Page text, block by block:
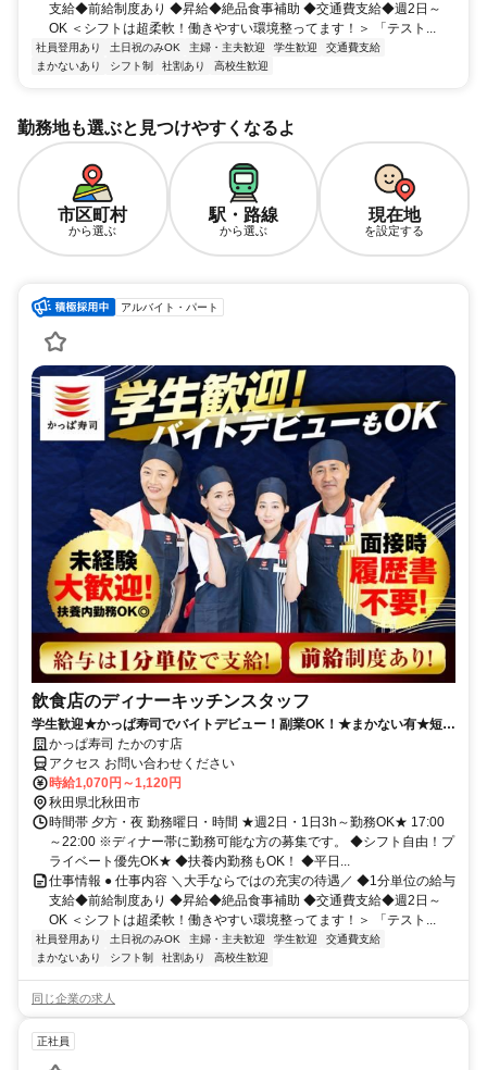
支給◆前給制度あり ◆昇給◆絶品食事補助 ◆交通費支給◆週2日～
OK ＜シフトは超柔軟！働きやすい環境整ってます！＞ 「テスト...
社員登用あり 土日祝のみOK 主婦・主夫歓迎 学生歓迎
交通費支給
まかないあり
シフト制 社割あり 高校生歓迎
勤務地も選ぶと見つけやすくなるよ
市区町村
から選ぶ
駅・路線
から選ぶ
現在地
を設定する
アルバイト・パート
飲食店のディナーキッチンスタッフ
学生歓迎★かっぱ寿司でバイトデビュー！副業OK！★まかない有★短時
間OK★履歴書不要
かっぱ寿司 たかのす店
アクセス お問い合わせください
時給1,070円～1,120円
秋田県北秋田市
時間帯 夕方・夜 勤務曜日・時間 ★週2日・1日3h～勤務OK★ 17:00
～22:00 ※ディナー帯に勤務可能な方の募集です。 ◆シフト自由！プ
ライベート優先OK★ ◆扶養内勤務もOK！ ◆平日...
仕事情報 ● 仕事内容 ＼大手ならではの充実の待遇／ ◆1分単位の給与
支給◆前給制度あり ◆昇給◆絶品食事補助 ◆交通費支給◆週2日～
OK ＜シフトは超柔軟！働きやすい環境整ってます！＞ 「テスト...
社員登用あり 土日祝のみOK 主婦・主夫歓迎 学生歓迎
交通費支給
まかないあり
シフト制 社割あり 高校生歓迎
同じ企業の求人
正社員